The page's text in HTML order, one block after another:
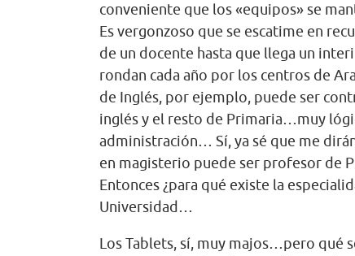
conveniente que los «equipos» se
Es vergonzoso que se escatime en
de un docente hasta que llega un
rondan cada año por los centros de
de Inglés, por ejemplo, puede ser
inglés y el resto de Primaria…muy
administración… Sí, ya sé que me
en magisterio puede ser profesor de
Entonces ¿para qué existe la
Universidad…
Los Tablets, sí, muy majos…pero qué